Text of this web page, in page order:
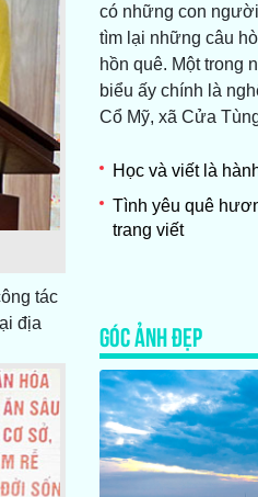
tác
địa
có những con
tìm lại những câu
hồn quê. Một trong
biểu ấy chính là
Cổ Mỹ, xã Cửa
Học và viết là
Tình yêu quê
trang viết
GÓC ẢNH ĐẸP